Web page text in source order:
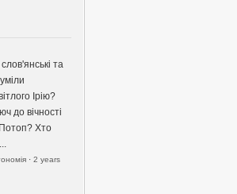
та
Ірію?
до вічності
Хто
· 2 years